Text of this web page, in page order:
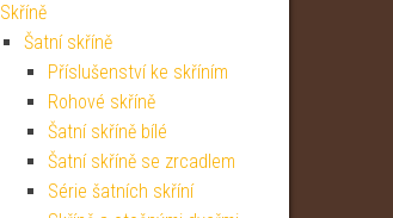
Skříně
Šatní skříně
Příslušenství ke skříním
Rohové skříně
Šatní skříně bílé
Šatní skříně se zrcadlem
Série šatních skříní